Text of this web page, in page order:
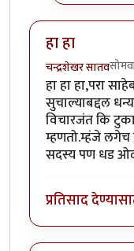
हा हा
चन्द्रशेखर सातव
हा हा हा,परा
सुचाल्याबद्दल
विचारजंत कि
म्हणतो.म्हंजे लगेच
सदस्य पण धड
प्रतिसाद